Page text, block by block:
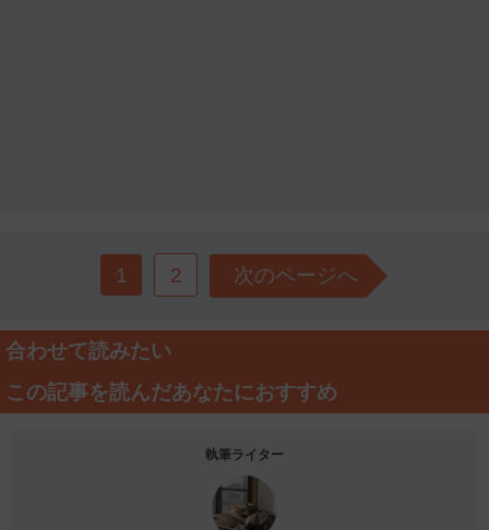
1 2 次のページへ
合わせて読みたい
この記事を読んだあなたにおすすめ
執筆ライター